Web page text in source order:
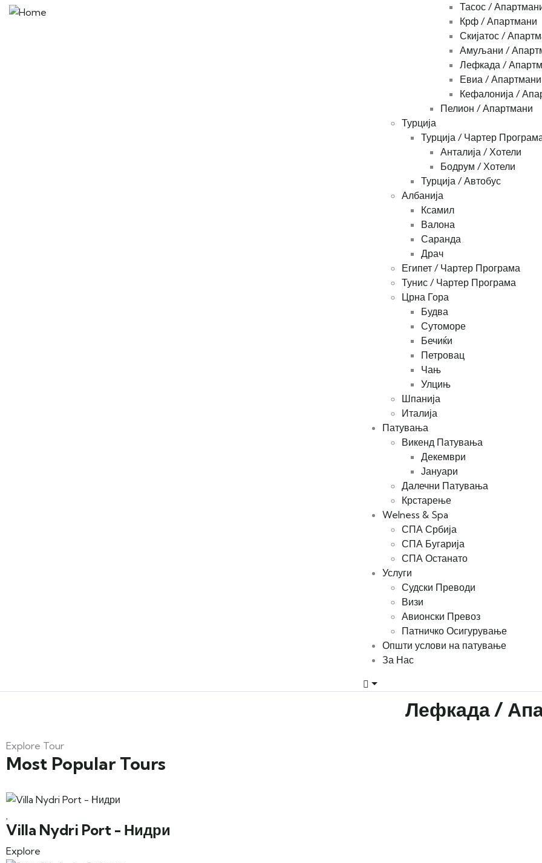
Тасос /
Крф / Апартмани
Скијатос /
Амуљани /
Лефкада /
Евиа / Апартмани
Кефалонија /
Пелион / Апартмани
Турција
Турција / Чартер
Анталија / Хотели
Бодрум / Хотели
Турција / Автобус
Албанија
Ксамил
Валона
Саранда
Драч
Египет / Чартер Програма
Тунис / Чартер Програма
Црна Гора
Будва
Сутоморе
Бечиќи
Петровац
Чањ
Улцињ
Шпанија
Италија
Патувања
Викенд Патувања
Декември
Јануари
Далечни Патувања
Крстарење
Welness & Spa
СПА Србија
СПА Бугарија
СПА Останато
Услуги
Судски Преводи
Визи
Авионски Превоз
Патничко Осигурување
Општи услови на патување
За Нас
Лефкада /
Explore Tour
Most Popular Tours
Villa Nydri Port - Нидри
Explore